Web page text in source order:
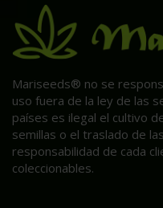
Mariseeds® no se
uso fuera de la ley de las
países es ilegal el cultivo
semillas o el traslado de
responsabilidad de cada
coleccionables.